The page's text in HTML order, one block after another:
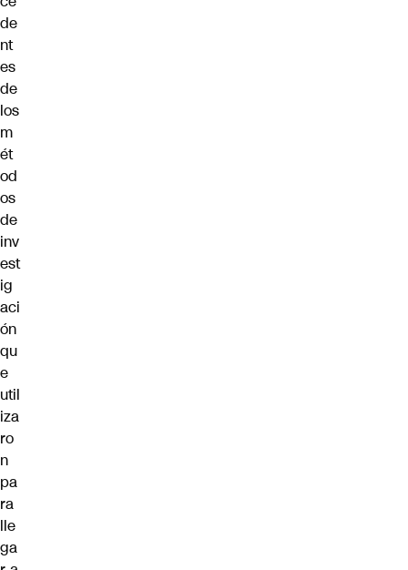
de
nt
es
de
los
m
ét
od
os
de
inv
est
ig
aci
ón
qu
e
util
iza
ro
n
pa
ra
lle
ga